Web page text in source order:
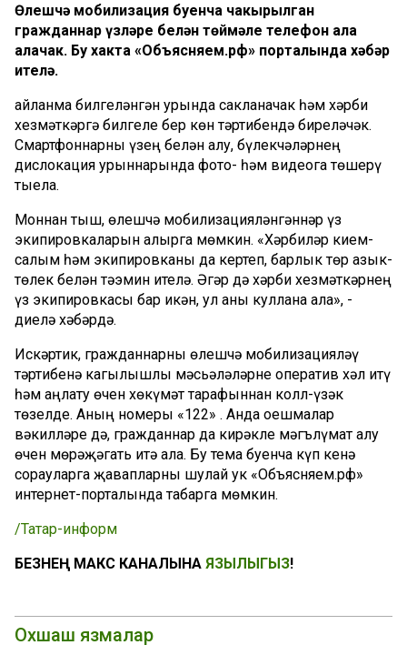
Өлешчә мобилизация буенча чакырылган
гражданнар үзләре белән төймәле телефон ала
алачак. Бу хакта «Объясняем.рф» порталында хәбәр
ителә.
Җайланма билгеләнгән урында сакланачак һәм хәрби
хезмәткәргә билгеле бер көн тәртибендә биреләчәк.
Смартфоннарны үзең белән алу, бүлекчәләрнең
дислокация урыннарында фото- һәм видеога төшерү
тыела.
Моннан тыш, өлешчә мобилизацияләнгәннәр үз
экипировкаларын алырга мөмкин. «Хәрбиләр кием-
салым һәм экипировканы да кертеп, барлык төр азык-
төлек белән тәэмин ителә. Әгәр дә хәрби хезмәткәрнең
үз экипировкасы бар икән, ул аны куллана ала», -
диелә хәбәрдә.
Искәртик, гражданнарны өлешчә мобилизацияләү
тәртибенә кагылышлы мәсьәләләрне оператив хәл итү
һәм аңлату өчен хөкүмәт тарафыннан колл-үзәк
төзелде. Аның номеры «122» . Анда оешмалар
вәкилләре дә, гражданнар да кирәкле мәгълүмат алу
өчен мөрәҗәгать итә ала. Бу тема буенча күп кенә
сорауларга җавапларны шулай ук «Объясняем.рф»
интернет-порталында табарга мөмкин.
/Татар-информ
БЕЗНЕҢ МАКС КАНАЛЫНА ЯЗЫЛЫГЫЗ!
Охшаш язмалар